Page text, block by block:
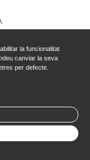
la funcionalitat
canviar la seva
per defecte.